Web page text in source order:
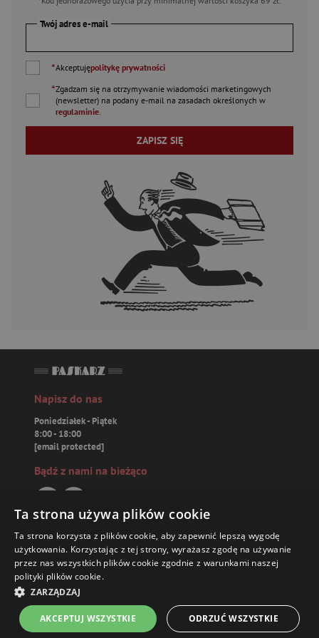
37,99 ZŁ
Twój adres e-mail
*Akceptujępolitykę prywatności
*Zgadzam się na otrzymywanie wiadomości marketingowych
(newsletter) na podany e-mail na zasadach określonych w
regulaminie.
ZAPISZ SIĘ
Napisz do nas
Poniedziałek - Piątek
8:00 - 18:00
[email protected]
Bądź z nami na bieżąco
Paskarz.pl
Zamówienia
Książki
Ta strona używa plików cookie
Ta strona korzysta z plików cookie, aby zapewnić lepszą wygodę
użytkowania. Korzystając z tej strony, wyrażasz zgodę na używanie
przez nas wszystkich plików cookie zgodnie z warunkami naszej
polityki plików cookie.
ZARZĄDZAJ
AKCEPTUJ WSZYSTKIE ODRZUĆ WSZYSTKIE